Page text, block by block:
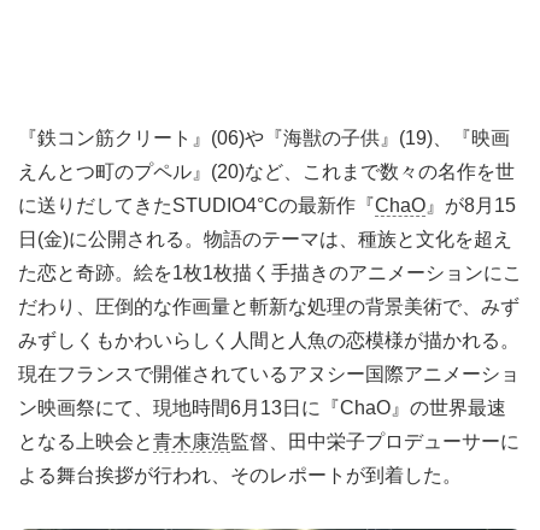
『鉄コン筋クリート』(06)や『海獣の子供』(19)、『映画
えんとつ町のプペル』(20)など、これまで数々の名作を世
に送りだしてきたSTUDIO4°Cの最新作『ChaO 』が8月15
日(金)に公開される。物語のテーマは、種族と文化を超え
た恋と奇跡。絵を1枚1枚描く手描きのアニメーションにこ
だわり、圧倒的な作画量と斬新な処理の背景美術で、みず
みずしくもかわいらしく人間と人魚の恋模様が描かれる。
現在フランスで開催されているアヌシー国際アニメーショ
ン映画祭にて、現地時間6月13日に『ChaO』の世界最速
となる上映会と青木康浩監督、田中栄子プロデューサーに
よる舞台挨拶が行われ、そのレポートが到着した。